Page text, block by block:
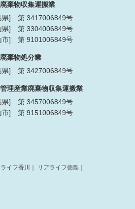
棄物収集運搬業
県] 第 3417006849号
県] 第 3304006849号
市] 第 9101006849号
棄物処分業
県] 第 3427006849号
理産業廃棄物収集運搬業
県] 第 3457006849号
市] 第 9151006849号
イフ香川 リアライフ徳島